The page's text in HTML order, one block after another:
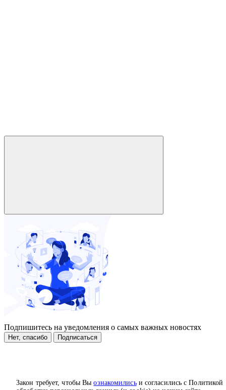
Закон требует, чтобы Выознакомилисьи согласились с Политикой
Подпишитесь на уведомления о самых важных новостях
Нет, спасибо Подписаться